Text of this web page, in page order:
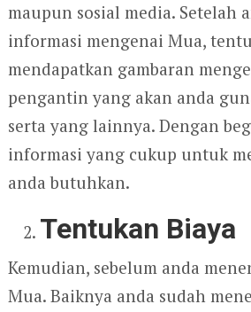
maupun sosial media. Setelah
informasi mengenai Mua,
mendapatkan gambaran
pengantin yang akan anda
serta yang lainnya. Dengan
informasi yang cukup untuk
anda butuhkan.
Tentukan Biaya
Kemudian, sebelum anda
Mua. Baiknya anda sudah